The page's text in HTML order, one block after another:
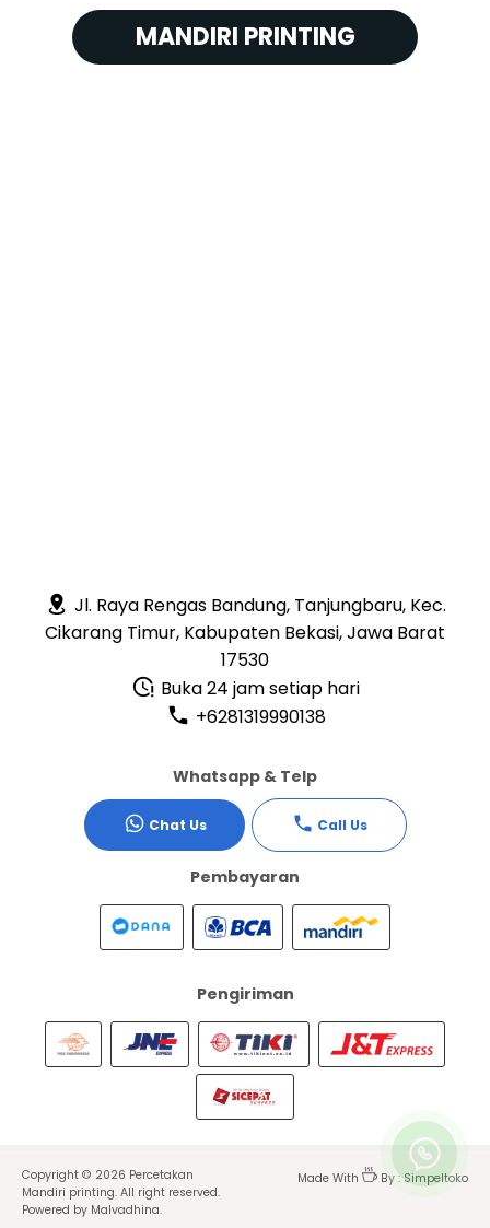
MANDIRI PRINTING
Jl. Raya Rengas Bandung, Tanjungbaru, Kec.
Cikarang Timur, Kabupaten Bekasi, Jawa Barat
17530
Buka 24 jam setiap hari
+6281319990138
Whatsapp & Telp
Chat Us Call Us
Pembayaran
Pengiriman
Copyright © 2026 Percetakan
Mandiri printing. All right reserved.
Powered by Malvadhina.
Made With By :Simpeltoko